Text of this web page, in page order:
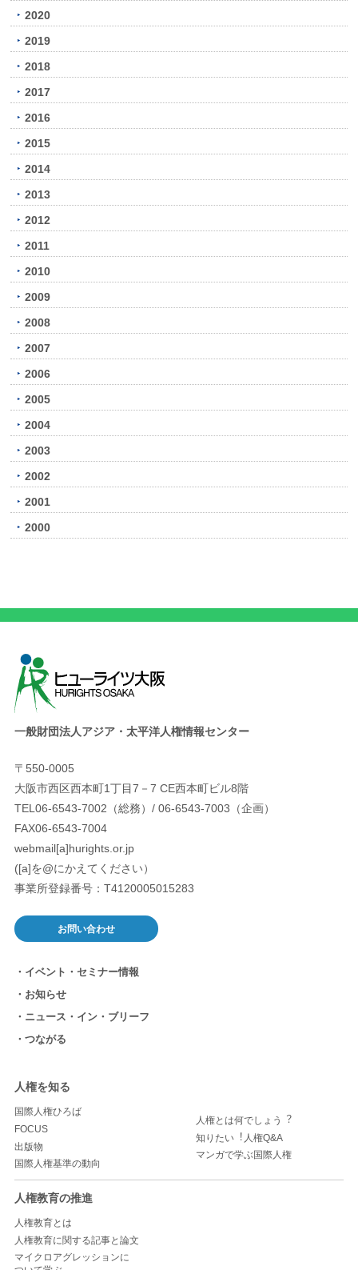
2020
2019
2018
2017
2016
2015
2014
2013
2012
2011
2010
2009
2008
2007
2006
2005
2004
2003
2002
2001
2000
一般財団法人アジア・太平洋人権情報センター
〒550-0005
大阪市西区西本町1丁目7－7 CE西本町ビル8階
TEL06-6543-7002（総務）/ 06-6543-7003（企画）
FAX06-6543-7004
webmail[a]hurights.or.jp
([a]を@にかえてください）
事業所登録番号：T4120005015283
お問い合わせ
イベント・セミナー情報
お知らせ
ニュース・イン・ブリーフ
つながる
人権を知る
国際人権ひろば
FOCUS
出版物
国際人権基準の動向
人権とは何でしょう︖
知りたい︕人権Q&A
マンガで学ぶ国際人権
人権教育の推進
人権教育とは
人権教育に関する記事と論文
マイクロアグレッションに